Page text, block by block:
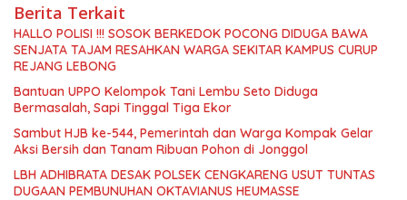
Berita Terkait
HALLO POLISI !!! SOSOK BERKEDOK POCONG DIDUGA BAWA
SENJATA TAJAM RESAHKAN WARGA SEKITAR KAMPUS CURUP
REJANG LEBONG
Bantuan UPPO Kelompok Tani Lembu Seto Diduga
Bermasalah, Sapi Tinggal Tiga Ekor
Sambut HJB ke-544, Pemerintah dan Warga Kompak Gelar
Aksi Bersih dan Tanam Ribuan Pohon di Jonggol
LBH ADHIBRATA DESAK POLSEK CENGKARENG USUT TUNTAS
DUGAAN PEMBUNUHAN OKTAVIANUS HEUMASSE